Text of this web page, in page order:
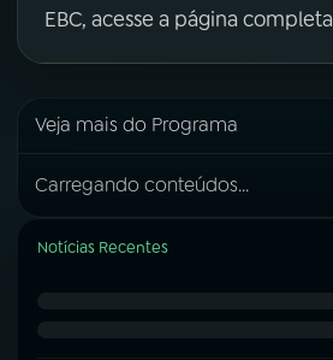
EBC, acesse a página completa
Veja mais do Programa
Carregando conteúdos...
Notícias Recentes